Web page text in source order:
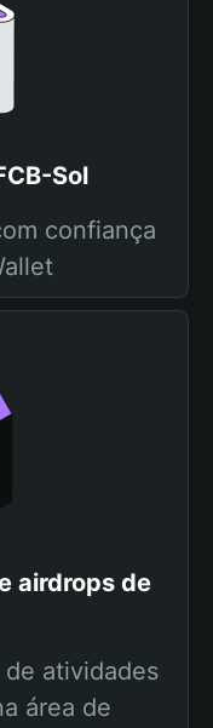
Sol
confiança
airdrops de
de atividades
área de